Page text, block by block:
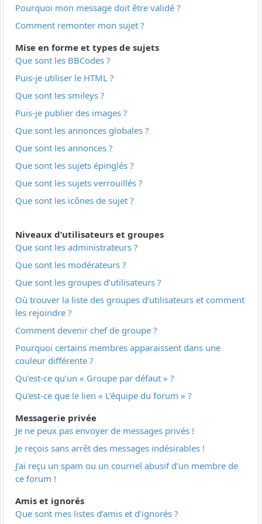
Pourquoi mon message doit être validé ?
Comment remonter mon sujet ?
Mise en forme et types de sujets
Que sont les BBCodes ?
Puis-je utiliser le HTML ?
Que sont les smileys ?
Puis-je publier des images ?
Que sont les annonces globales ?
Que sont les annonces ?
Que sont les sujets épinglés ?
Que sont les sujets verrouillés ?
Que sont les icônes de sujet ?
Niveaux d’utilisateurs et groupes
Que sont les administrateurs ?
Que sont les modérateurs ?
Que sont les groupes d’utilisateurs ?
Où trouver la liste des groupes d’utilisateurs et comment
les rejoindre ?
Comment devenir chef de groupe ?
Pourquoi certains membres apparaissent dans une
couleur différente ?
Qu’est-ce qu’un « Groupe par défaut » ?
Qu’est-ce que le lien « L’équipe du forum » ?
Messagerie privée
Je ne peux pas envoyer de messages privés !
Je reçois sans arrêt des messages indésirables !
J’ai reçu un spam ou un courriel abusif d’un membre de
ce forum !
Amis et ignorés
Que sont mes listes d’amis et d’ignorés ?